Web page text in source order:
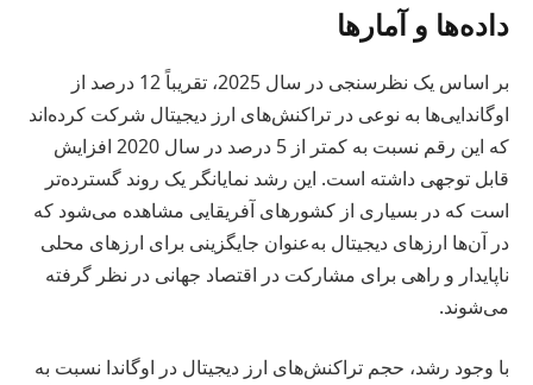
داده‌ها و آمارها
بر اساس یک نظرسنجی در سال 2025، تقریباً 12 درصد از
اوگاندایی‌ها به نوعی در تراکنش‌های ارز دیجیتال شرکت کرده‌اند
که این رقم نسبت به کمتر از 5 درصد در سال 2020 افزایش
قابل توجهی داشته است. این رشد نمایانگر یک روند گسترده‌تر
است که در بسیاری از کشورهای آفریقایی مشاهده می‌شود که
در آن‌ها ارزهای دیجیتال به‌عنوان جایگزینی برای ارزهای محلی
ناپایدار و راهی برای مشارکت در اقتصاد جهانی در نظر گرفته
می‌شوند.
با وجود رشد، حجم تراکنش‌های ارز دیجیتال در اوگاندا نسبت به